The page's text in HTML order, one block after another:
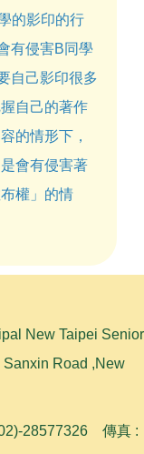
的影印的行
有侵害B同學
自己影印很多
自己的著作
的情形下，
會有侵害著
權」的情
New Taipei Senior
Road ,New
28577326 傳真 :